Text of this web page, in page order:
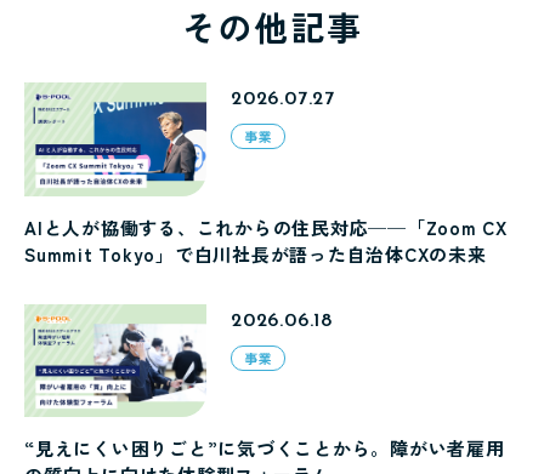
その他記事
2026.07.27
事業
AIと人が協働する、これからの住民対応──「Zoom CX
Summit Tokyo」で白川社長が語った自治体CXの未来
2026.06.18
事業
“見えにくい困りごと”に気づくことから。障がい者雇用